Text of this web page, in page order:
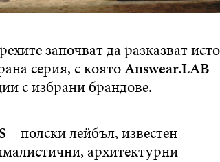
започват да разказват
серия, с коятоAnswear.LAB
с избрани брандове.
– полски лейбъл, известен
архитектурни